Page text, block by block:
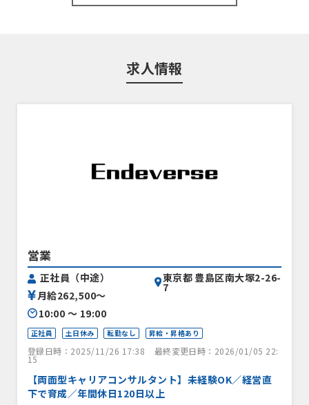
求人情報
営業
正社員（中途）
月給262,500〜
10:00 〜 19:00
東京都 豊島区南大塚2-26-
7
正社員 土日休み 転勤なし 昇給・昇格あり
登録日時：2025/11/26 17:38 最終変更日時：2026/01/05 22:
15
【両面型キャリアコンサルタント】未経験OK／経営直
下で育成／年間休日120日以上